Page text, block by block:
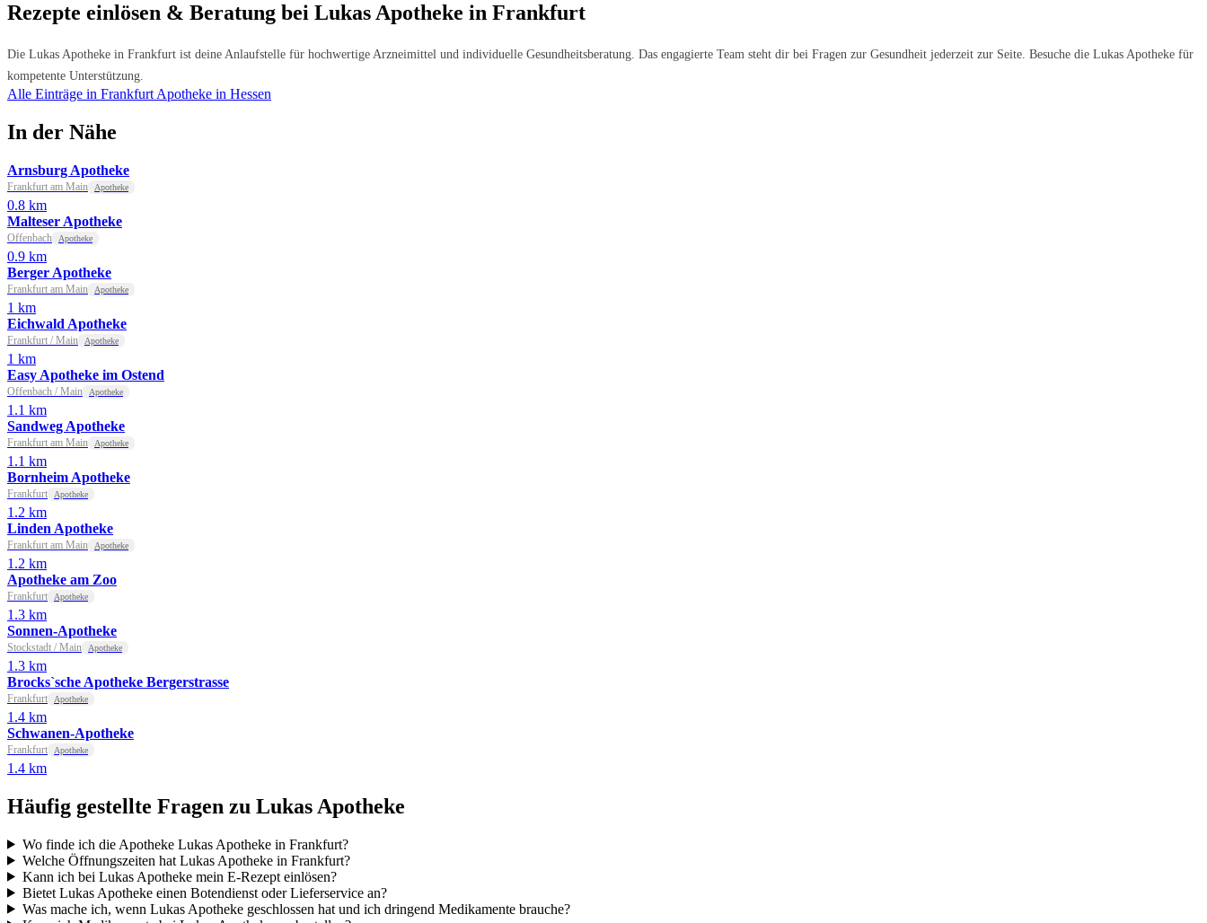
Rezepte einlösen & Beratung bei Lukas Apotheke in Frankfurt
Die Lukas Apotheke in Frankfurt ist deine Anlaufstelle für hochwertige Arzneimittel und individuelle Gesundheitsberatung. Das engagierte Team steht dir bei Fragen zur Gesundheit jederzeit zur Seite. Besuche die Lukas Apotheke für
kompetente Unterstützung.
Alle Einträge in Frankfurt Apotheke in Hessen
In der Nähe
Arnsburg Apotheke
Frankfurt am Main Apotheke
0.8 km
Malteser Apotheke
Offenbach Apotheke
0.9 km
Berger Apotheke
Frankfurt am Main Apotheke
1 km
Eichwald Apotheke
Frankfurt / Main Apotheke
1 km
Easy Apotheke im Ostend
Offenbach / Main Apotheke
1.1 km
Sandweg Apotheke
Frankfurt am Main Apotheke
1.1 km
Bornheim Apotheke
Frankfurt Apotheke
1.2 km
Linden Apotheke
Frankfurt am Main Apotheke
1.2 km
Apotheke am Zoo
Frankfurt Apotheke
1.3 km
Sonnen-Apotheke
Stockstadt / Main Apotheke
1.3 km
Brocks`sche Apotheke Bergerstrasse
Frankfurt Apotheke
1.4 km
Schwanen-Apotheke
Frankfurt Apotheke
1.4 km
Häufig gestellte Fragen zu Lukas Apotheke
Wo finde ich die Apotheke Lukas Apotheke in Frankfurt?
Welche Öffnungszeiten hat Lukas Apotheke in Frankfurt?
Kann ich bei Lukas Apotheke mein E-Rezept einlösen?
Bietet Lukas Apotheke einen Botendienst oder Lieferservice an?
Was mache ich, wenn Lukas Apotheke geschlossen hat und ich dringend Medikamente brauche?